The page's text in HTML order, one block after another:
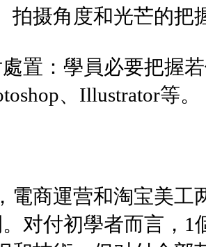
拍摄角度和光芒的把
處置：學員必要把握
、Illustrator等。
電商運营和淘宝美工
对付初學者而言，